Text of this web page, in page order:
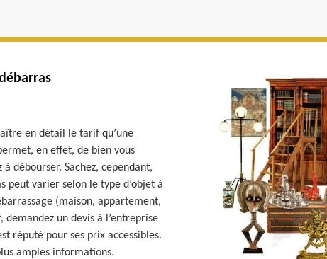
en détail le tarif qu’une
en effet, de bien vous
débourser. Sachez, cependant,
peut varier selon le type d’objet à
(maison, appartement,
un devis à l’entreprise
réputé pour ses prix accessibles.
amples informations.